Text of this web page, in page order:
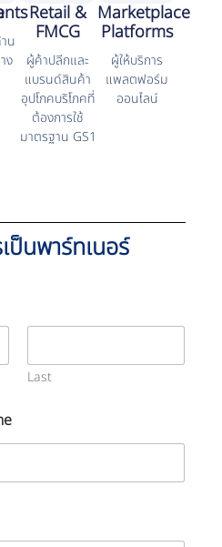
น
ง
Retail &
FMCG
ผู้ค้าปลีกและ
แบรนด์สินค้า
อุปโภคบริโภคที่
ต้องการใช้
มาตรฐาน GS1
Marketplace
Platforms
ผู้ให้บริการ
แพลตฟอร์ม
ออนไลน์
ป็นพาร์ทเนอร์
Last